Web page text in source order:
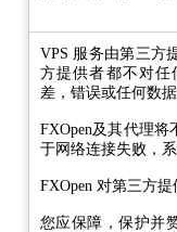
VPS 服务由第三方
方提供者都不对任
差，错误或任何数
FXOpen及其代理
于网络连接失败，
FXOpen 对第三方
您应保障，保护并